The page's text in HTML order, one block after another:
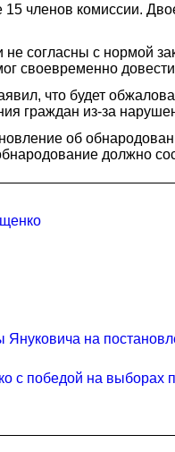
членов комиссии.
согласны с нормой
своевременно
что будет
граждан из-за
об
должно
Януковича на
с победой на выборах